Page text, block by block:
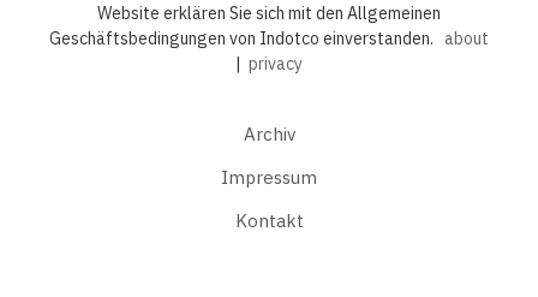
Website erklären Sie sich mit den Allgemeinen
Geschäftsbedingungen von Indotco einverstanden. about
| privacy
Archiv
Impressum
Kontakt